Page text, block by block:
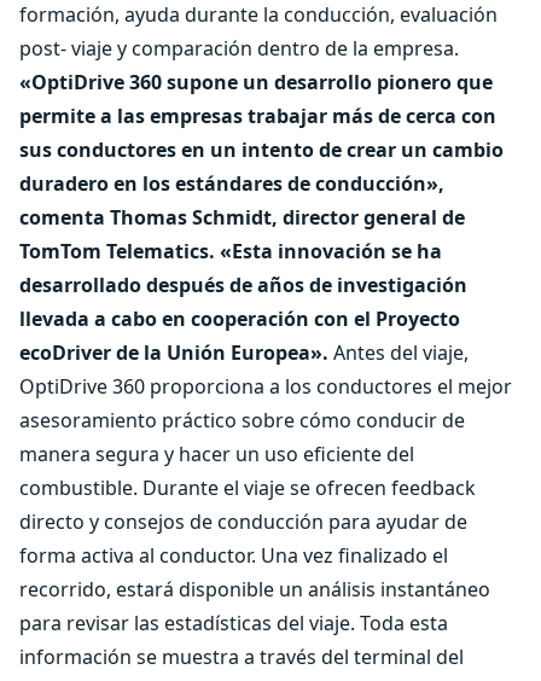
formación, ayuda durante la conducción, evaluación
post- viaje y comparación dentro de la empresa.
«OptiDrive 360 supone un desarrollo pionero que
permite a las empresas trabajar más de cerca con
sus conductores en un intento de crear un cambio
duradero en los estándares de conducción»,
comenta Thomas Schmidt, director general de
TomTom Telematics. «Esta innovación se ha
desarrollado después de años de investigación
llevada a cabo en cooperación con el Proyecto
ecoDriver de la Unión Europea». Antes del viaje,
OptiDrive 360 proporciona a los conductores el mejor
asesoramiento práctico sobre cómo conducir de
manera segura y hacer un uso eficiente del
combustible. Durante el viaje se ofrecen feedback
directo y consejos de conducción para ayudar de
forma activa al conductor. Una vez finalizado el
recorrido, estará disponible un análisis instantáneo
para revisar las estadísticas del viaje. Toda esta
información se muestra a través del terminal del